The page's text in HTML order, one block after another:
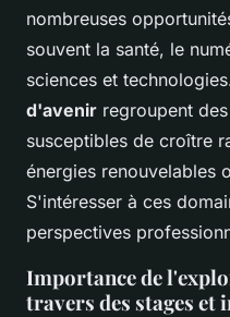
nombreuses
souvent la santé, le
sciences et
d'avenir regroupent
susceptibles de croître
énergies renouvelables
S'intéresser à ces
perspectives
Importance de
travers des stages et